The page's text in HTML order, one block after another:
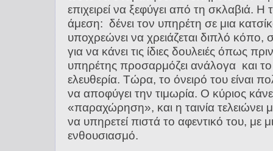
επιχειρεί να ξεφύγει από τη σκλαβιά. Η
άμεση: δένει τον υπηρέτη σε μια
υποχρεώνει να χρειάζεται διπλό κόπο,
για να κάνει τις ίδιες δουλειές όπως
υπηρέτης προσαρμόζει ανάλογα και το
ελευθερία. Τώρα, το όνειρό του είναι
να αποφύγει την τιμωρία. Ο κύριος
«παραχώρηση», και η ταινία τελειώνει
να υπηρετεί πιστά το αφεντικό του, με
ενθουσιασμό.